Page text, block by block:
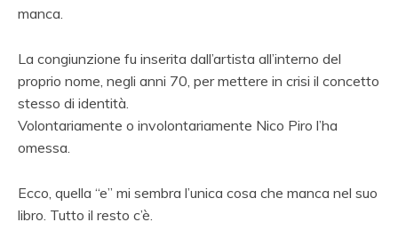
manca.
La congiunzione fu inserita dall’artista all’interno del
proprio nome, negli anni 70, per mettere in crisi il concetto
stesso di identità.
Volontariamente o involontariamente Nico Piro l’ha
omessa.
Ecco, quella “e” mi sembra l’unica cosa che manca nel suo
libro. Tutto il resto c’è.